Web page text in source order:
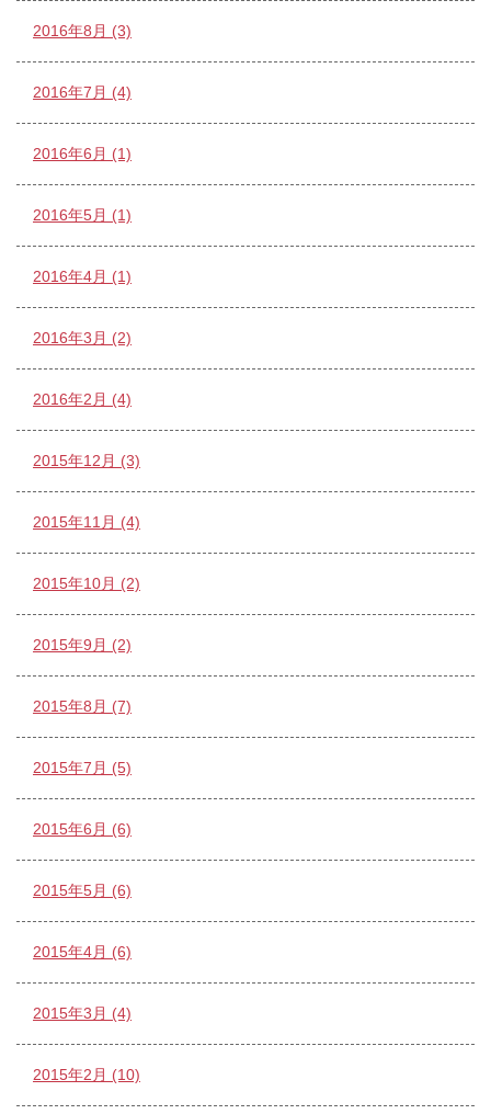
2016年8月 (3)
2016年7月 (4)
2016年6月 (1)
2016年5月 (1)
2016年4月 (1)
2016年3月 (2)
2016年2月 (4)
2015年12月 (3)
2015年11月 (4)
2015年10月 (2)
2015年9月 (2)
2015年8月 (7)
2015年7月 (5)
2015年6月 (6)
2015年5月 (6)
2015年4月 (6)
2015年3月 (4)
2015年2月 (10)